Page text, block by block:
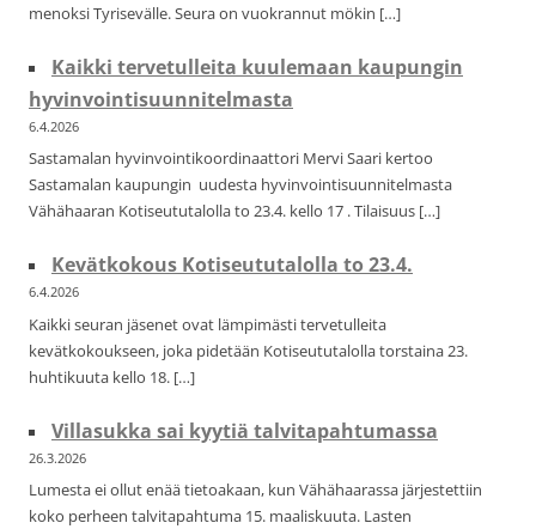
menoksi Tyrisevälle. Seura on vuokrannut mökin […]
Kaikki tervetulleita kuulemaan kaupungin
hyvinvointisuunnitelmasta
6.4.2026
Sastamalan hyvinvointikoordinaattori Mervi Saari kertoo
Sastamalan kaupungin uudesta hyvinvointisuunnitelmasta
Vähähaaran Kotiseututalolla to 23.4. kello 17 . Tilaisuus […]
Kevätkokous Kotiseututalolla to 23.4.
6.4.2026
Kaikki seuran jäsenet ovat lämpimästi tervetulleita
kevätkokoukseen, joka pidetään Kotiseututalolla torstaina 23.
huhtikuuta kello 18. […]
Villasukka sai kyytiä talvitapahtumassa
26.3.2026
Lumesta ei ollut enää tietoakaan, kun Vähähaarassa järjestettiin
koko perheen talvitapahtuma 15. maaliskuuta. Lasten